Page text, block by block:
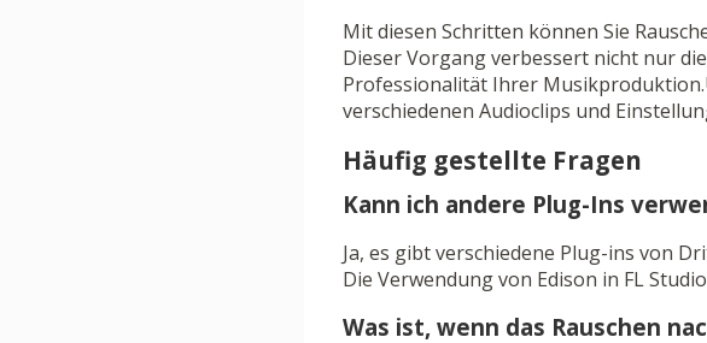
Mit diesen Schritten können Sie
Dieser Vorgang verbessert nicht nur
Professionalität Ihrer
verschiedenen Audioclips und
Häufig gestellte Fragen
Kann ich andere Plug-Ins
Ja, es gibt verschiedene Plug-ins von
Die Verwendung von Edison in FL
Was ist, wenn das Rauschen